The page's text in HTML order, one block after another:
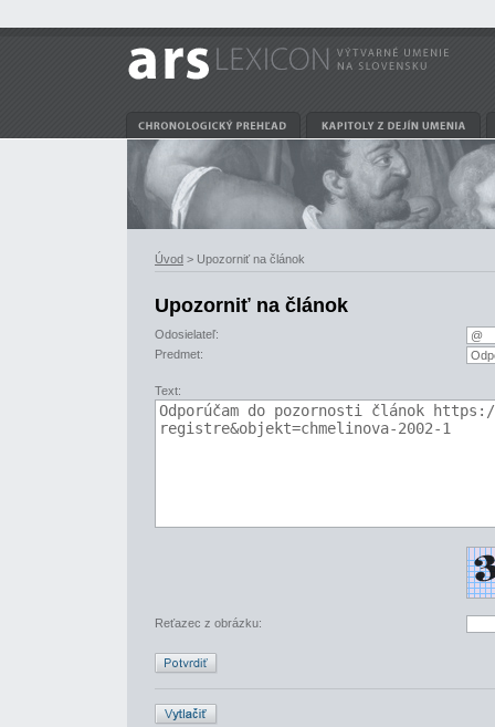
Úvod > Upozorniť na článok
Upozorniť na článok
Odosielateľ:
Predmet:
Text:
Reťazec z obrázku: